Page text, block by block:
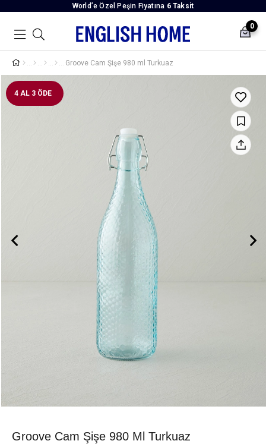
World’e Özel Peşin Fiyatına 6 Taksit
0
Groove Cam Şişe 980 ml Turkuaz
4 AL 3 ÖDE
Groove Cam Şişe 980 Ml Turkuaz